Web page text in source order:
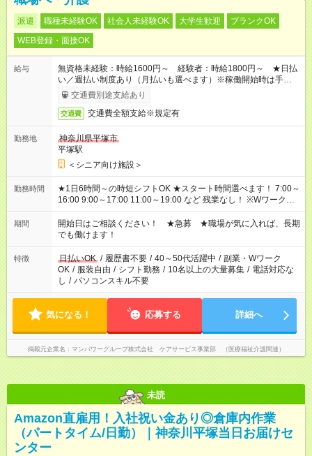
派遣 職種未経験OK 社会人未経験OK 大学生歓迎
ブランクOK
WEB登録・面接OK
給与
無資格未経験：時給1600円～ 経験者：時給1800円～ ★日払
い／週払い制度あり（月払いも選べます）※稼働開始時は手続き
完了次第のお支払いとなります。
交通費別途支給あり
交通費 交通費全額支給※規定有
勤務地
神奈川県平塚市
平塚駅
＜シニア向け施設＞
勤務時間
★1日6時間～の時短シフトOK ★スタート時間選べます！ 7:00～
16:00 9:00～17:00 11:00～19:00 など 残業なし！ ※Wワークの
場合、他のお仕事と合わせ週40時間超の就業はご案内できませ
ん ※法令に基づき、週20時間以上勤務は社会保険への加入対象
となります ※労働者派遣法（日雇い派遣の原則禁止）により、
短時間・短期間の就業はご案内が難しい場合があります
期間
開始日はご相談ください！ ★急募 ★職場が気に入れば、長期
でも働けます！
特徴 日払いOK / 履歴書不要 / 40～50代活躍中 / 副業・Wワーク
OK / 服装自由 / シフト勤務 / 10名以上の大量募集 / 電話対応な
し / パソコンスキル不要
気になる！ 応募する 詳細へ
掲載元企業名 マンパワーグループ株式会社 ケアサービス事業部 （医療福祉介護関連）
未読
Amazon直雇用！入社祝い金あり◎倉庫内作業
（パートタイム/日勤）｜神奈川平塚当日お届けセ
ンター